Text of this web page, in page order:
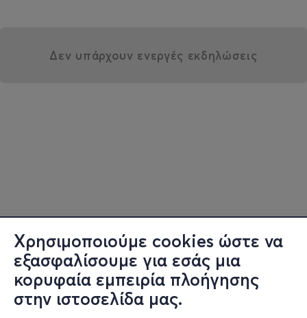
Χρησιμοποιούμε cookies ώστε να
εξασφαλίσουμε για εσάς μια
κορυφαία εμπειρία πλοήγησης
στην ιστοσελίδα μας.
Δεν υπάρχουν ενεργές εκδηλώσεις